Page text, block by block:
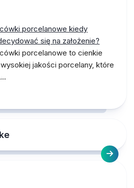
porcelanowe kiedy
się na założenie?
porcelanowe to cienkie
jakości porcelany, które